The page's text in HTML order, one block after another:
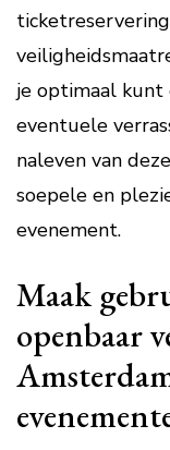
je optimaal kunt
eventuele
naleven van
soepele en
evenement.
Maak
openbaar